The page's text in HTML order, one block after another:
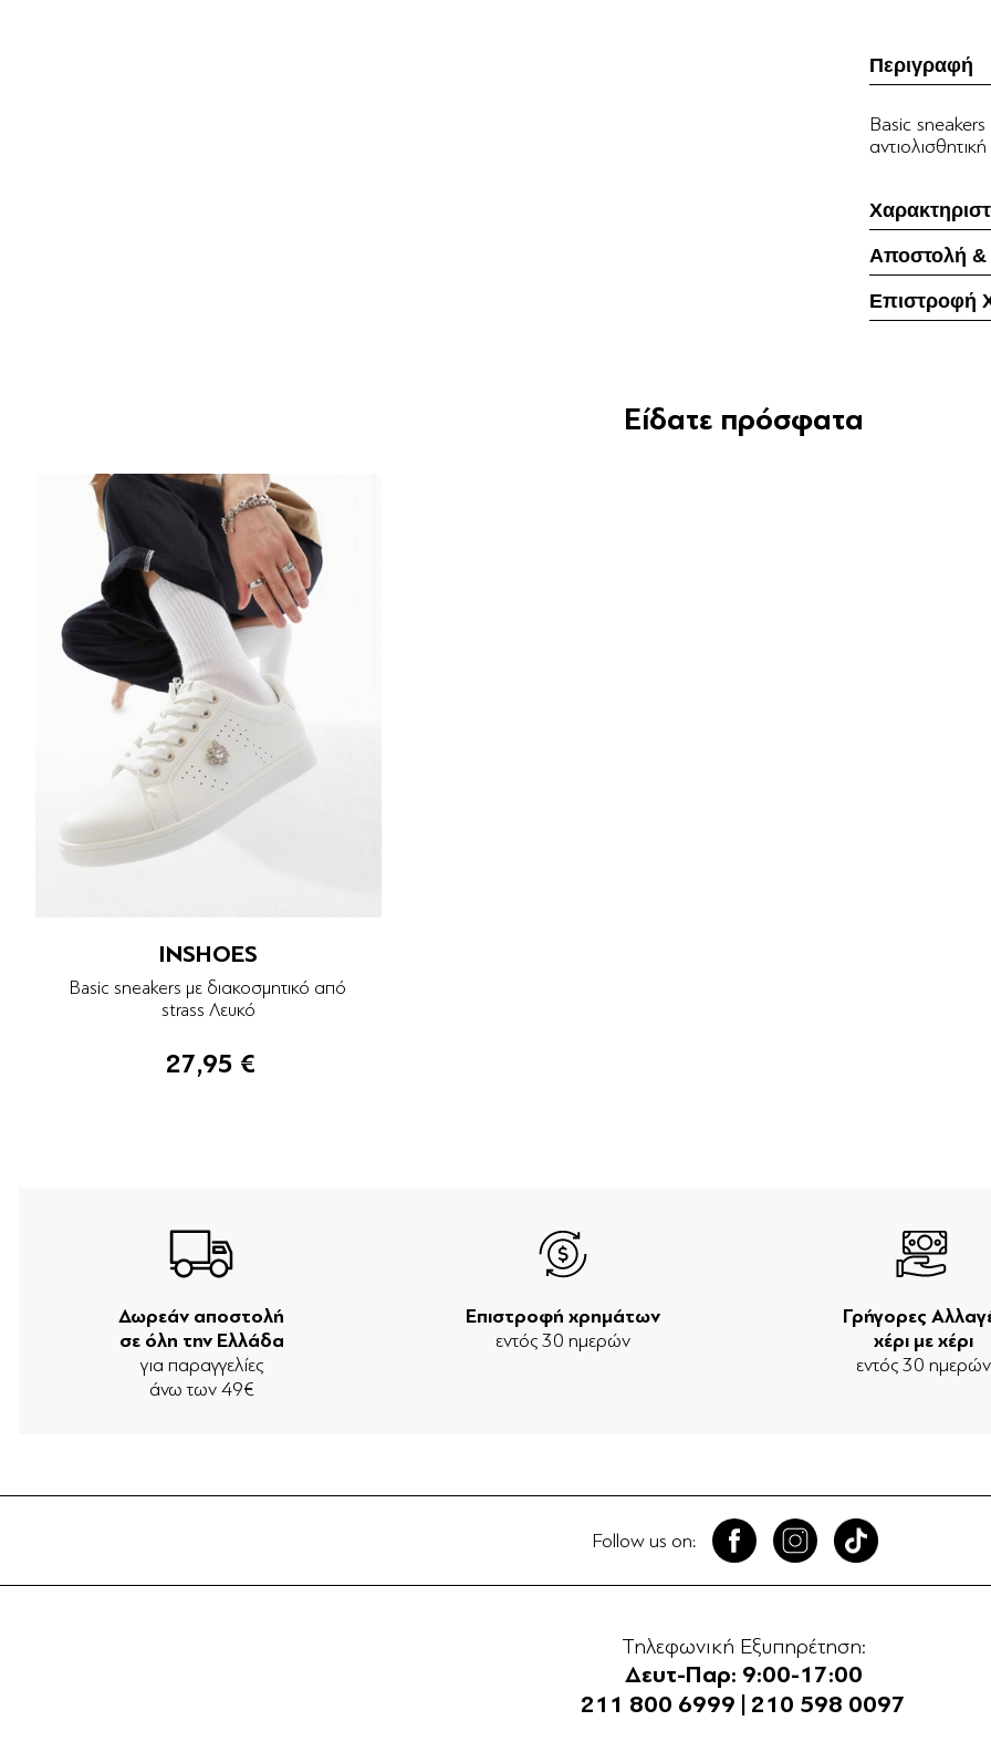
Περιγραφή
Βasic sneakers
Αποστολή
Επιστροφή
Είδατε πρόσφατα
INSHOES
Basic sneakers με διακοσμητικό από
strass Λευκό
27,95 €
Δωρεάν αποστολή
σε όλη την Ελλάδα
για παραγγελίες
άνω των 49€
Επιστροφή χρημάτων
εντός 30 ημερών
Γρήγορες
χέρι με χέρι
εντός 30 ημερών
Follow us on:
Τηλεφωνική Εξυπηρέτηση:
Δευτ-Παρ: 9:00-17:00
211 800 6999
210 598 0097